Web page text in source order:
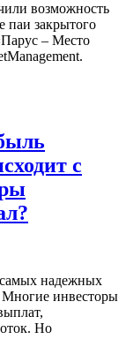
возможность
паи закрытого
– Место
с
надежных
Многие инвесторы
Но